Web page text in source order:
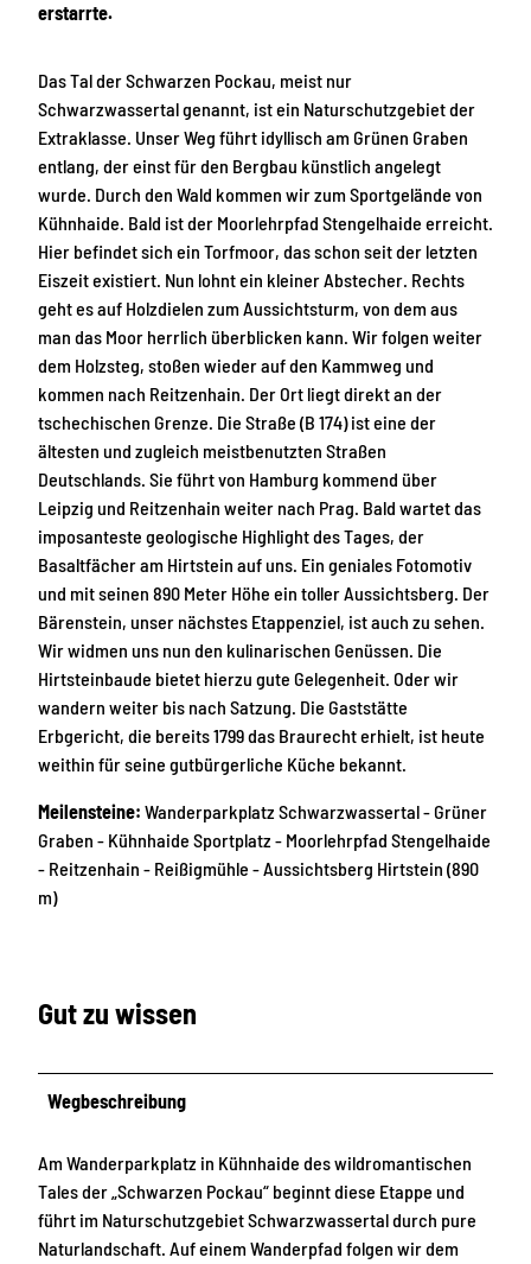
erstarrte.
Das Tal der Schwarzen Pockau, meist nur
Schwarzwassertal genannt, ist ein Naturschutzgebiet der
Extraklasse. Unser Weg führt idyllisch am Grünen Graben
entlang, der einst für den Bergbau künstlich angelegt
wurde. Durch den Wald kommen wir zum Sportgelände von
Kühnhaide. Bald ist der Moorlehrpfad Stengelhaide erreicht.
Hier befindet sich ein Torfmoor, das schon seit der letzten
Eiszeit existiert. Nun lohnt ein kleiner Abstecher. Rechts
geht es auf Holzdielen zum Aussichtsturm, von dem aus
man das Moor herrlich überblicken kann. Wir folgen weiter
dem Holzsteg, stoßen wieder auf den Kammweg und
kommen nach Reitzenhain. Der Ort liegt direkt an der
tschechischen Grenze. Die Straße (B 174) ist eine der
ältesten und zugleich meistbenutzten Straßen
Deutschlands. Sie führt von Hamburg kommend über
Leipzig und Reitzenhain weiter nach Prag. Bald wartet das
imposanteste geologische Highlight des Tages, der
Basaltfächer am Hirtstein auf uns. Ein geniales Fotomotiv
und mit seinen 890 Meter Höhe ein toller Aussichtsberg. Der
Bärenstein, unser nächstes Etappenziel, ist auch zu sehen.
Wir widmen uns nun den kulinarischen Genüssen. Die
Hirtsteinbaude bietet hierzu gute Gelegenheit. Oder wir
wandern weiter bis nach Satzung. Die Gaststätte
Erbgericht, die bereits 1799 das Braurecht erhielt, ist heute
weithin für seine gutbürgerliche Küche bekannt.
Meilensteine: Wanderparkplatz Schwarzwassertal - Grüner
Graben - Kühnhaide Sportplatz - Moorlehrpfad Stengelhaide
- Reitzenhain - Reißigmühle - Aussichtsberg Hirtstein (890
m)
Gut zu wissen
Wegbeschreibung
Am Wanderparkplatz in Kühnhaide des wildromantischen
Tales der „Schwarzen Pockau“ beginnt diese Etappe und
führt im Naturschutzgebiet Schwarzwassertal durch pure
Naturlandschaft. Auf einem Wanderpfad folgen wir dem